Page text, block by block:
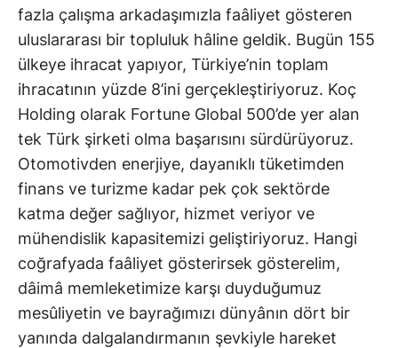
fazla çalışma arkadaşımızla faâliyet gösteren
uluslararası bir topluluk hâline geldik. Bugün 155
ülkeye ihracat yapıyor, Türkiye’nin toplam
ihracatının yüzde 8’ini gerçekleştiriyoruz. Koç
Holding olarak Fortune Global 500’de yer alan
tek Türk şirketi olma başarısını sürdürüyoruz.
Otomotivden enerjiye, dayanıklı tüketimden
finans ve turizme kadar pek çok sektörde
katma değer sağlıyor, hizmet veriyor ve
mühendislik kapasitemizi geliştiriyoruz. Hangi
coğrafyada faâliyet gösterirsek gösterelim,
dâimâ memleketimize karşı duyduğumuz
mesûliyetin ve bayrağımızı dünyânın dört bir
yanında dalgalandırmanın şevkiyle hareket